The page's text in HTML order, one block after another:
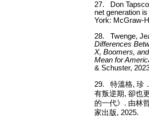
27.
Don
net generation
York: McGraw-
28.
Twenge,
Differences
X, Boomers,
Mean for
& Schuster,
29. 特溫格, 珍
有叛逆期, 卻也
的一代》 . 由林
家出版, 2025.